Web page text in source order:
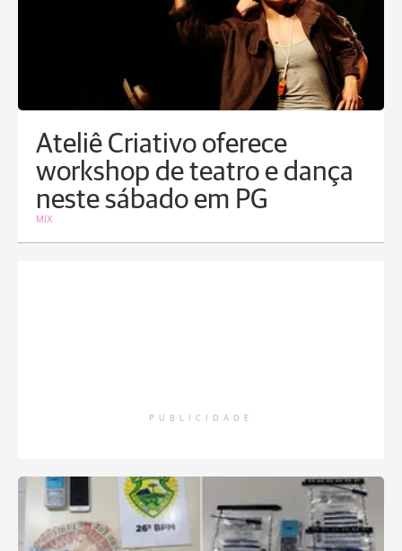
Ateliê Criativo oferece
workshop de teatro e dança
neste sábado em PG
MIX
PUBLICIDADE